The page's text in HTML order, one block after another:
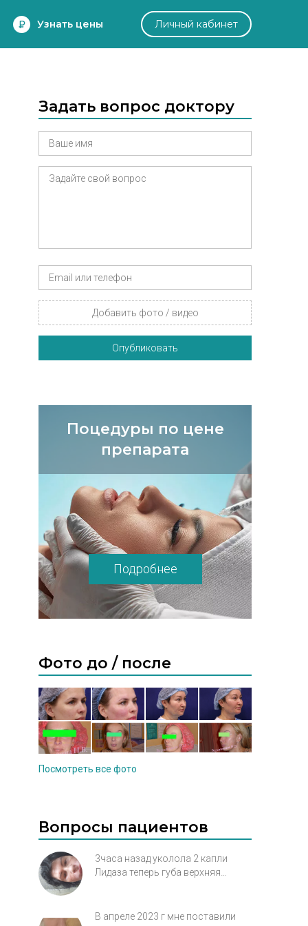
Узнать цены Личный кабинет
Задать вопрос доктору
Добавить фото / видео
Опубликовать
Поцедуры по цене
препарата
Подробнее
Фото до / после
Посмотреть все фото
Вопросы пациентов
3часа назад уколола 2 капли
Лидаза теперь губа верхняя
делать?
В апреле 2023 г мне поставили